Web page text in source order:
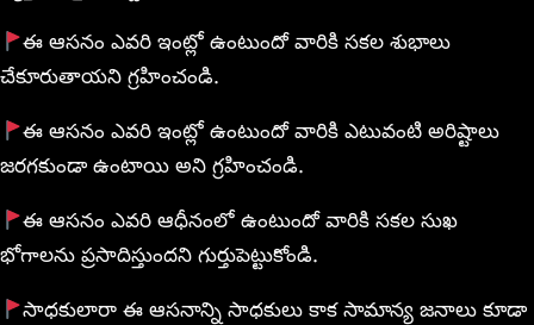
ఈ ఆసనం ఎవరి ఇంట్లో ఉంటుందో వారికి సకల శుభాలు
చేకూరుతాయని గ్రహించండి.
ఈ ఆసనం ఎవరి ఇంట్లో ఉంటుందో వారికి ఎటువంటి అరిష్టాలు
జరగకుండా ఉంటాయి అని గ్రహించండి.
ఈ ఆసనం ఎవరి ఆధీనంలో ఉంటుందో వారికి సకల సుఖ
భోగాలను ప్రసాదిస్తుందని గుర్తుపెట్టుకోండి.
సాధకులారా ఈ ఆసనాన్ని సాధకులు కాక సామాన్య జనాలు కూడా